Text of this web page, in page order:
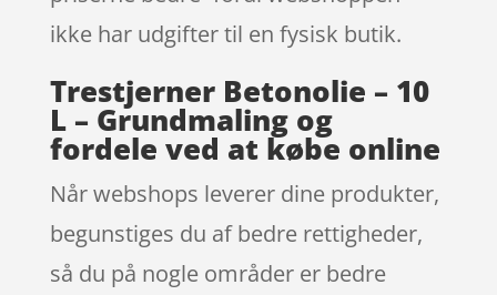
ikke har udgifter til en fysisk butik.
Trestjerner Betonolie – 10
L – Grundmaling og
fordele ved at købe online
Når webshops leverer dine produkter,
begunstiges du af bedre rettigheder,
så du på nogle områder er bedre